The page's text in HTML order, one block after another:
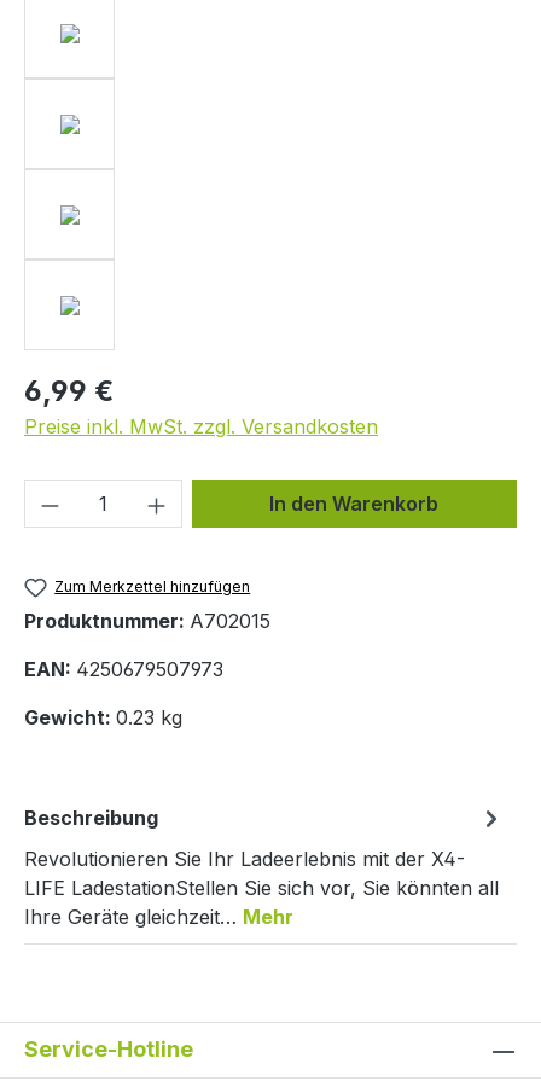
6,99 €
Preise inkl. MwSt. zzgl. Versandkosten
Produkt Anzahl: Gib denIn den Warenkorb
Zum Merkzettel hinzufügen
Produktnummer: A702015
EAN: 4250679507973
Gewicht: 0.23 kg
Beschreibung
Revolutionieren Sie Ihr Ladeerlebnis mit der X4-
LIFE LadestationStellen Sie sich vor, Sie könnten all
Ihre Geräte gleichzeit… Mehr
Service-Hotline